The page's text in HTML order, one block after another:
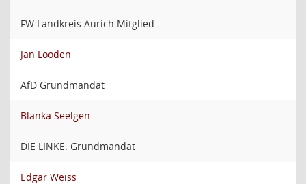
FW Landkreis Aurich Mitglied
Jan Looden
AfD Grundmandat
Blanka Seelgen
DIE LINKE. Grundmandat
Edgar Weiss